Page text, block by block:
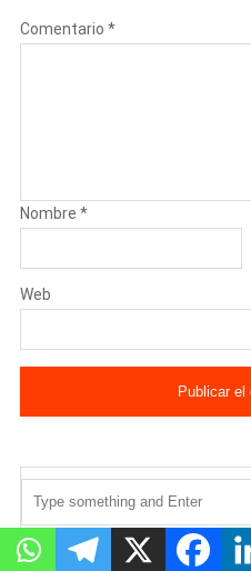
Comentario *
Nombre *
Web